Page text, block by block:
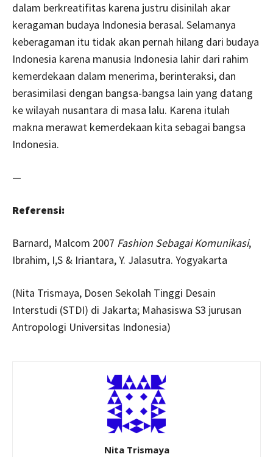
dalam berkreatifitas karena justru disinilah akar
keragaman budaya Indonesia berasal. Selamanya
keberagaman itu tidak akan pernah hilang dari budaya
Indonesia karena manusia Indonesia lahir dari rahim
kemerdekaan dalam menerima, berinteraksi, dan
berasimilasi dengan bangsa-bangsa lain yang datang
ke wilayah nusantara di masa lalu. Karena itulah
makna merawat kemerdekaan kita sebagai bangsa
Indonesia.
—
Referensi:
Barnard, Malcom 2007 Fashion Sebagai Komunikasi,
Ibrahim, I,S & Iriantara, Y. Jalasutra. Yogyakarta
(Nita Trismaya, Dosen Sekolah Tinggi Desain
Interstudi (STDI) di Jakarta; Mahasiswa S3 jurusan
Antropologi Universitas Indonesia)
Nita Trismaya